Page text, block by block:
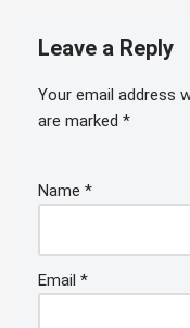
Leave a Reply
Your email address
are marked *
Name *
Email *